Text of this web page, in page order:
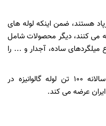
هستند، ضمن اینکه لوله های
می‌ کنند، دیگر محصولات شامل
میلگردهای ساده، آجدار و ... را
در حال حاضر کارخانه درپاد تبریز، سالانه 100 تن لوله گالوانیزه در